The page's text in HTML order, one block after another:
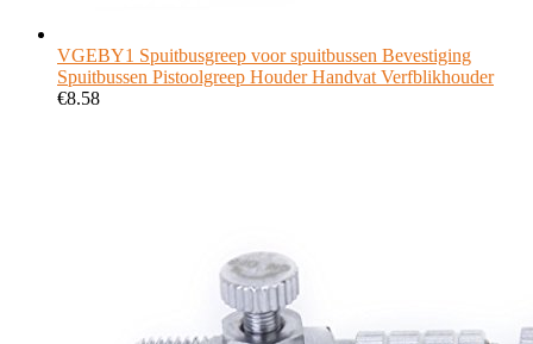
VGEBY1 Spuitbusgreep voor spuitbussen Bevestiging
Spuitbussen Pistoolgreep Houder Handvat Verfblikhouder
€8.58